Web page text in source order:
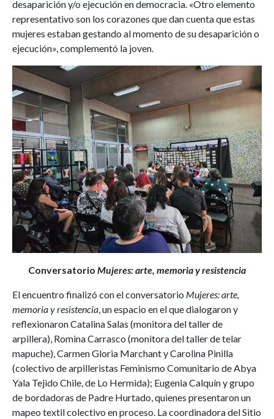
desaparición y/o ejecución en democracia. «Otro elemento
representativo son los corazones que dan cuenta que estas
mujeres estaban gestando al momento de su desaparición o
ejecución», complementó la joven.
Conversatorio Mujeres: arte, memoria y resistencia
El encuentro finalizó con el conversatorio Mujeres: arte,
memoria y resistencia, un espacio en el que dialogaron y
reflexionaron Catalina Salas (monitora del taller de
arpillera), Romina Carrasco (monitora del taller de telar
mapuche), Carmen Gloria Marchant y Carolina Pinilla
(colectivo de arpilleristas Feminismo Comunitario de Abya
Yala Tejido Chile, de Lo Hermida); Eugenia Calquín y grupo
de bordadoras de Padre Hurtado, quienes presentaron un
mapeo textil colectivo en proceso. La coordinadora del Sitio